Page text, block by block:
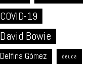
COVID-19
David Bowie
Delfina Gómez deuda